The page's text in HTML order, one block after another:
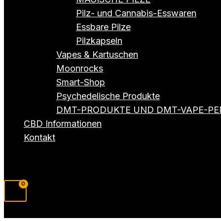
Pilz- und Cannabis-Esswaren
Essbare Pilze
Pilzkapseln
Vapes & Kartuschen
Moonrocks
Smart-Shop
Psychedelische Produkte
DMT-PRODUKTE UND DMT-VAPE-
CBD Informationen
Kontakt